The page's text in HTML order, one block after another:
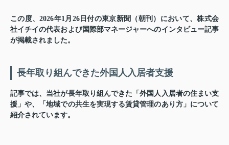
この度、2026年1月26日付の東京新聞（朝刊）において、株式会
社イチイの代表および国際部マネージャーへのインタビュー記事
が掲載されました。
長年取り組んできた外国人入居者支援
記事では、当社が長年取り組んできた「外国人入居者の住まい支
援」や、「地域での共生を実現する賃貸管理のあり方」について
紹介されています。